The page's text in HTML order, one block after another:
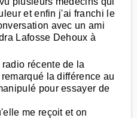
et enfin j'ai franchi le
avec un ami
Lafosse Dehoux à
récente de la
la différence au
pour essayer de
me reçoit et on